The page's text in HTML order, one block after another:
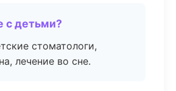
с детьми?
стоматологи,
лечение во сне.